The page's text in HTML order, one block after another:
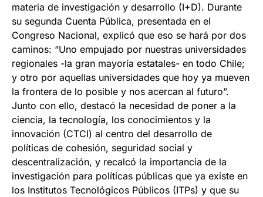
materia de investigación y desarrollo (I+D). Durante
su segunda Cuenta Pública, presentada en el
Congreso Nacional, explicó que eso se hará por dos
caminos: “Uno empujado por nuestras universidades
regionales -la gran mayoría estatales- en todo Chile;
y otro por aquellas universidades que hoy ya mueven
la frontera de lo posible y nos acercan al futuro”.
Junto con ello, destacó la necesidad de poner a la
ciencia, la tecnología, los conocimientos y la
innovación (CTCI) al centro del desarrollo de
políticas de cohesión, seguridad social y
descentralización, y recalcó la importancia de la
investigación para políticas públicas que ya existe en
los Institutos Tecnológicos Públicos (ITPs) y que su